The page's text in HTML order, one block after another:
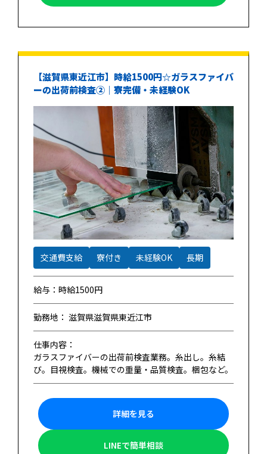
【滋賀県東近江市】時給1500円☆ガラスファイバ
ーの出荷前検査②｜寮完備・未経験OK
交通費支給 寮付き 未経験OK 長期
給与：時給1500円
勤務地： 滋賀県滋賀県東近江市
仕事内容：
ガラスファイバーの出荷前検査業務。糸出し。糸結
び。目視検査。機械での重量・品質検査。梱包など。
詳細を見る
LINEで簡単相談